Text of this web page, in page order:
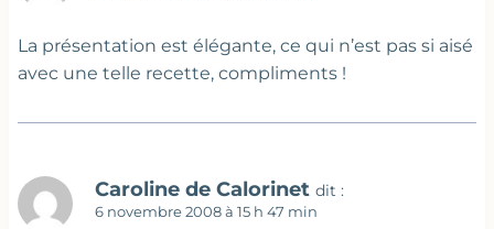
La présentation est élégante, ce qui n’est pas si aisé
avec une telle recette, compliments !
Caroline de Calorinet dit :
6 novembre 2008 à 15 h 47 min